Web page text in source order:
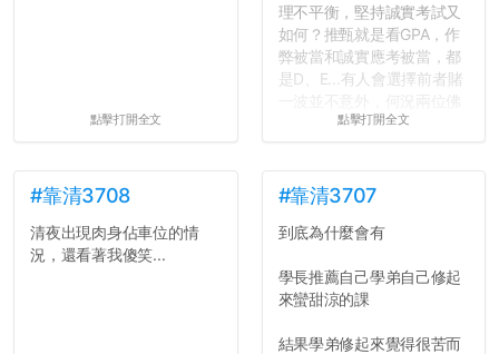
點擊打開全文
理不平衡，堅持誠實考試又
如何？推甄就是看GPA，作
弊被當和誠實應考被當，都
是D、E...有人會選擇前者賭
心教授看起來要輕輕放下
長作弊的風氣。
反正老人我明天就要搬離新
關，就當最後一天發個牢騷
吧XD，祝學弟妹們修課順利
點擊打開全文
#靠清3708
清夜出現肉身佔車位的情
況，還看著我傻笑...
#靠清3707
到底為什麼會有
學長推薦自己學弟自己修起
來蠻甜涼的課
結果學弟修起來覺得很苦而